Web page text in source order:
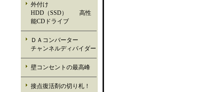
外付け
HDD（SSD） 高性
能CDドライブ
ＤＡコンバーター
チャンネルディバイダー
壁コンセントの最高峰
接点復活剤の切り札！